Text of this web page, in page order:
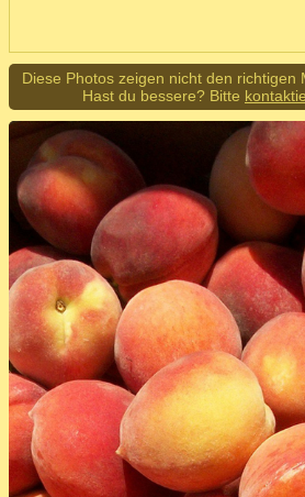
Diese Photos zeigen nicht den richtigen
Hast du bessere? Bitte